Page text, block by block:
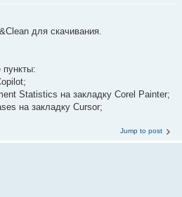
для скачивания.
Statistics на закладку Corel Painter;
на закладку Cursor;
Jump to post